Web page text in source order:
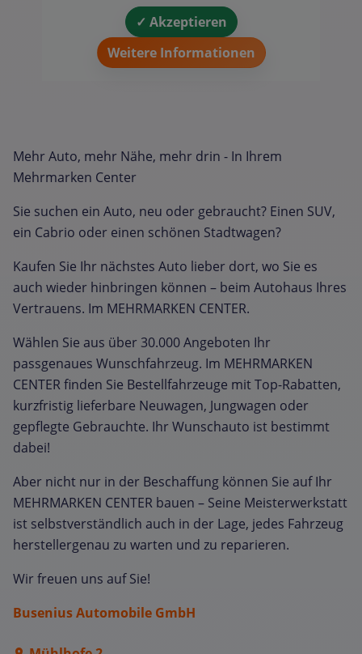
✓ Akzeptieren
Weitere Informationen
Mehr Auto, mehr Nähe, mehr drin - In Ihrem
Mehrmarken Center
Sie suchen ein Auto, neu oder gebraucht? Einen SUV,
ein Cabrio oder einen schönen Stadtwagen?
Kaufen Sie Ihr nächstes Auto lieber dort, wo Sie es
auch wieder hinbringen können – beim Autohaus Ihres
Vertrauens. Im MEHRMARKEN CENTER.
Wählen Sie aus über 30.000 Angeboten Ihr
passgenaues Wunschfahrzeug. Im MEHRMARKEN
CENTER finden Sie Bestellfahrzeuge mit Top-Rabatten,
kurzfristig lieferbare Neuwagen, Jungwagen oder
gepflegte Gebrauchte. Ihr Wunschauto ist bestimmt
dabei!
Aber nicht nur in der Beschaffung können Sie auf Ihr
MEHRMARKEN CENTER bauen – Seine Meisterwerkstatt
ist selbstverständlich auch in der Lage, jedes Fahrzeug
herstellergenau zu warten und zu reparieren.
Wir freuen uns auf Sie!
Busenius Automobile GmbH